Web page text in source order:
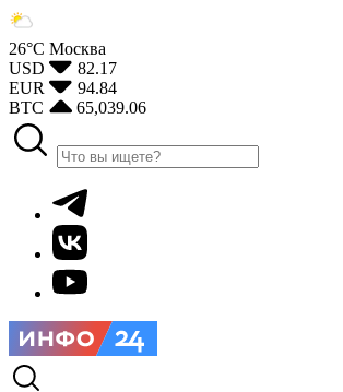
26°С Москва
USD
82.17
EUR
94.84
BTC
65,039.06